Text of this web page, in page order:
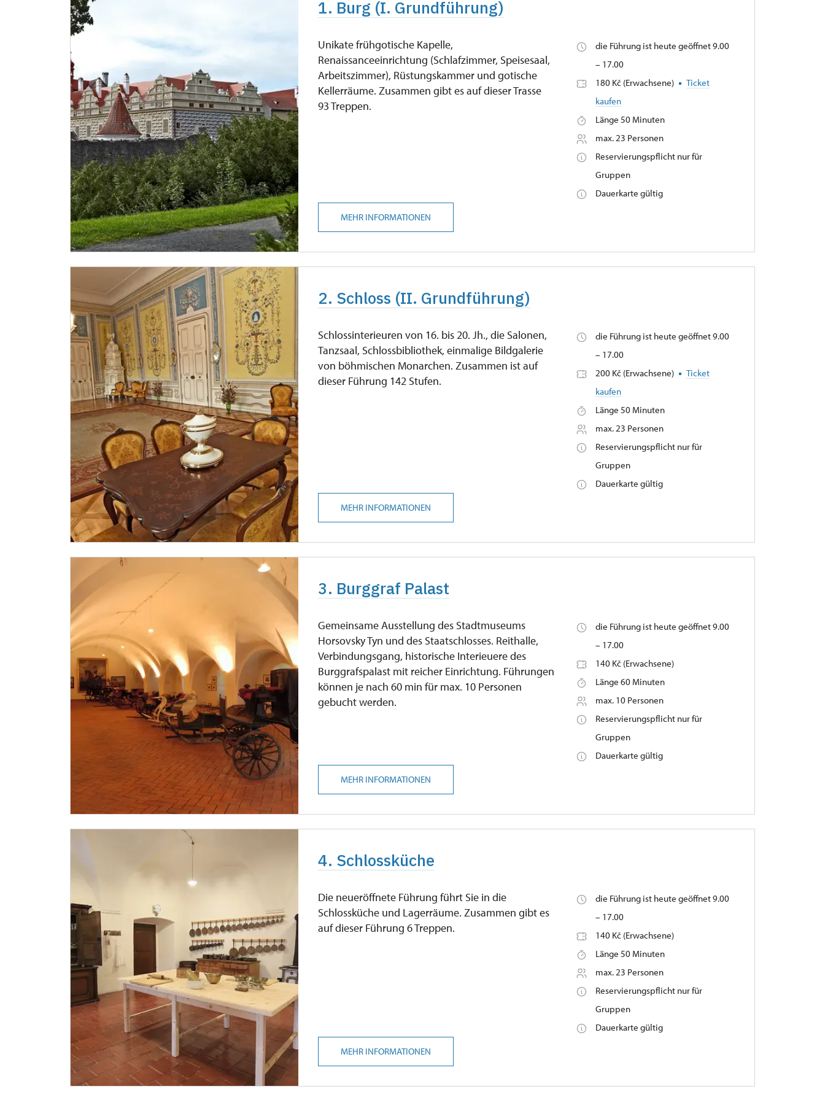
"Náš člověk"-Karte *
kostenlos
* Freier Eintritt nur für den Karteninhaber
1. Burg (I. Grundführung)
Unikate frühgotische Kapelle,
Renaissanceeinrichtung (Schlafzimmer, Speisesaal,
Arbeitszimmer), Rüstungskammer und gotische
Kellerräume. Zusammen gibt es auf dieser Trasse
93 Treppen.
die Führung ist heute geöffnet 9.00
– 17.00
180 Kč (Erwachsene)
Ticket
kaufen
Länge 50 Minuten
max. 23 Personen
Reservierungspflicht nur für
Gruppen
Dauerkarte gültig
MEHR INFORMATIONEN
2. Schloss (II. Grundführung)
Schlossinterieuren von 16. bis 20. Jh., die Salonen,
Tanzsaal, Schlossbibliothek, einmalige Bildgalerie
von böhmischen Monarchen. Zusammen ist auf
dieser Führung 142 Stufen.
die Führung ist heute geöffnet 9.00
– 17.00
200 Kč (Erwachsene)
Ticket
kaufen
Länge 50 Minuten
max. 23 Personen
Reservierungspflicht nur für
Gruppen
Dauerkarte gültig
MEHR INFORMATIONEN
3. Burggraf Palast
Gemeinsame Ausstellung des Stadtmuseums
Horsovsky Tyn und des Staatschlosses. Reithalle,
Verbindungsgang, historische Interieuere des
Burggrafspalast mit reicher Einrichtung. Führungen
können je nach 60 min für max. 10 Personen
gebucht werden.
die Führung ist heute geöffnet 9.00
– 17.00
140 Kč (Erwachsene)
Länge 60 Minuten
max. 10 Personen
Reservierungspflicht nur für
Gruppen
Dauerkarte gültig
MEHR INFORMATIONEN
4. Schlossküche
Die neueröffnete Führung führt Sie in die
Schlossküche und Lagerräume. Zusammen gibt es
auf dieser Führung 6 Treppen.
die Führung ist heute geöffnet 9.00
– 17.00
140 Kč (Erwachsene)
Länge 50 Minuten
max. 23 Personen
Reservierungspflicht nur für
Gruppen
Dauerkarte gültig
MEHR INFORMATIONEN